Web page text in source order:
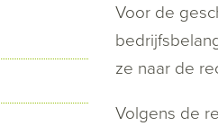
Voor de
ze naar de
Volgens de